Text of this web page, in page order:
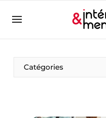
Contact
Contact
Catégories